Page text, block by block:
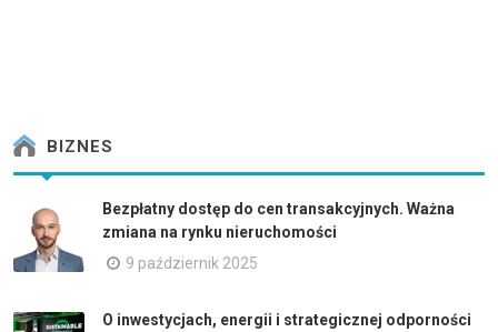
BIZNES
Bezpłatny dostęp do cen transakcyjnych. Ważna
zmiana na rynku nieruchomości
9 październik 2025
O inwestycjach, energii i strategicznej odporności